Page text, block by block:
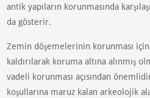
antik yapıların korunmasında
da gösterir.
Zemin döşemelerinin korunması için
kaldırılarak koruma altına alınmış
vadeli korunması açısından
koşullarına maruz kalan arkeolojik